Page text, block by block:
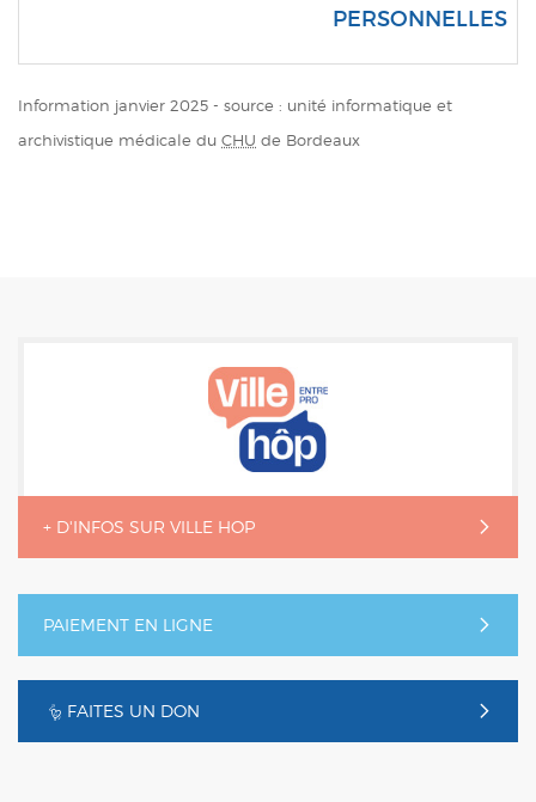
PERSONNELLES
Information janvier 2025 - source : unité informatique et
archivistique médicale du CHU de Bordeaux
+ D'INFOS SUR VILLE HOP
PAIEMENT EN LIGNE
FAITES UN DON